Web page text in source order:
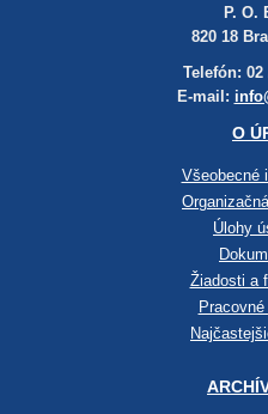
P. O.
820 18
Telefón: 02
E-mail:
O
Všeobecné
Úlohy
Žiadosti a